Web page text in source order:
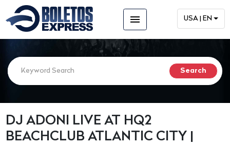
menu USA | EN
DJ ADONI LIVE AT HQ2
BEACHCLUB ATLANTIC CITY |